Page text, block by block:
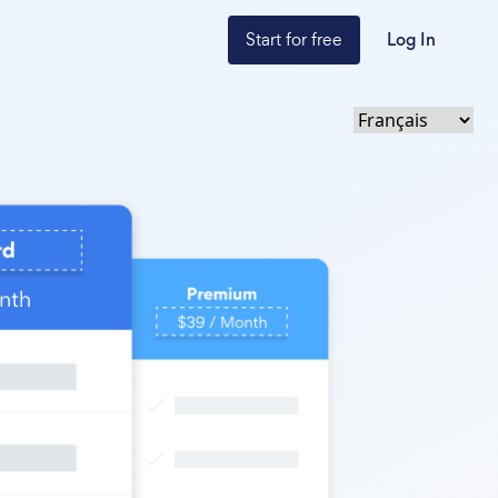
Start for free Log In